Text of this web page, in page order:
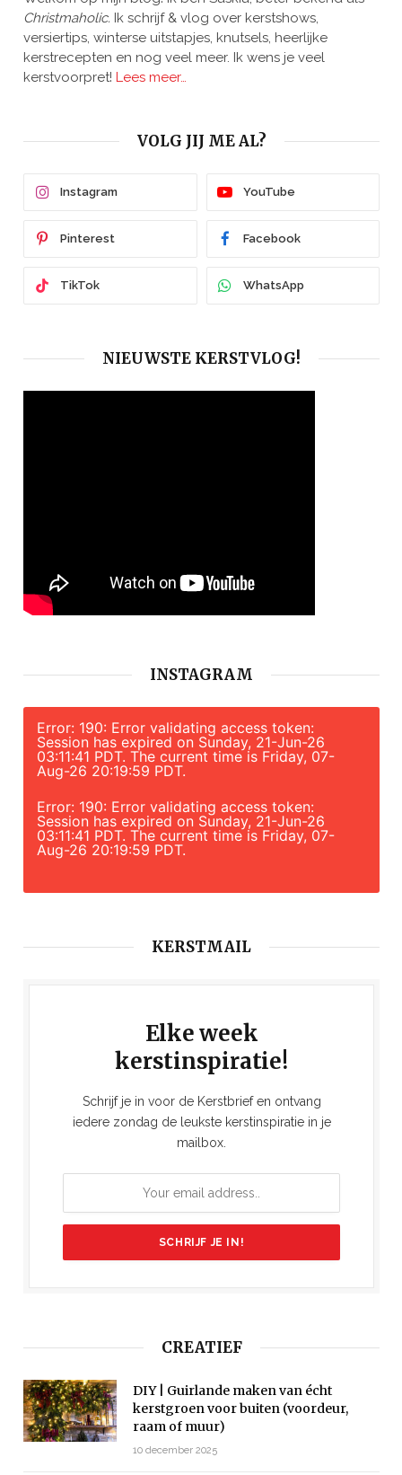
Christmaholic. Ik schrijf & vlog over kerstshows,
versiertips, winterse uitstapjes, knutsels, heerlijke
kerstrecepten en nog veel meer. Ik wens je veel
kerstvoorpret! Lees meer…
VOLG JIJ ME AL?
Instagram YouTube
Pinterest Facebook
TikTok WhatsApp
NIEUWSTE KERSTVLOG!
INSTAGRAM
Error: 190: Error validating access token:
Session has expired on Sunday, 21-Jun-26
03:11:41 PDT. The current time is Friday, 07-
Aug-26 20:19:59 PDT.
Error: 190: Error validating access token:
Session has expired on Sunday, 21-Jun-26
03:11:41 PDT. The current time is Friday, 07-
Aug-26 20:19:59 PDT.
KERSTMAIL
Elke week
kerstinspiratie!
Schrijf je in voor de Kerstbrief en ontvang
iedere zondag de leukste kerstinspiratie in je
mailbox.
CREATIEF
DIY | Guirlande maken van écht
kerstgroen voor buiten (voordeur,
raam of muur)
10 december 2025